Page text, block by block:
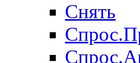
Снять